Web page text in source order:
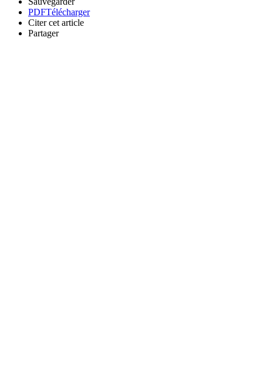
PDFTélécharger
Citer cet article
Partager